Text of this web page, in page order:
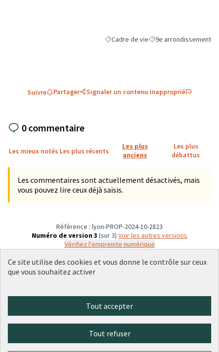
Filtrer les résultats de la catégorie :
Cadre de vieFiltrer les résultats
9e arrondissement
Suivre Partager Signaler un contenu inapproprié
0 commentaire
Les mieux notés Les plus récents
Les plus
anciens
Les plus
débattus
Les commentaires sont actuellement désactivés, mais
vous pouvez lire ceux déjà saisis.
Référence : lyon-PROP-2024-10-2823
Numéro de version 3 (sur 3)
voir les autres versions
Vérifiez l'empreinte numérique
(Lien externe)
(Lien externe)
(Lien externe)
(Lien externe)
(Lien externe)
Licence
(Lien
Ce site utilise des cookies et vous donne le contrôle sur ceux
que vous souhaitez activer
Tout accepter
Tout refuser